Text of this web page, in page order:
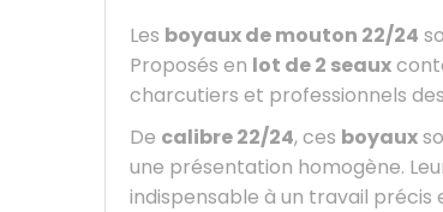
Les boyaux de mouton 22/24
Proposés en lot de 2 seaux
charcutiers et professionnels
De calibre 22/24, ces boyaux
une présentation homogène.
indispensable à un travail